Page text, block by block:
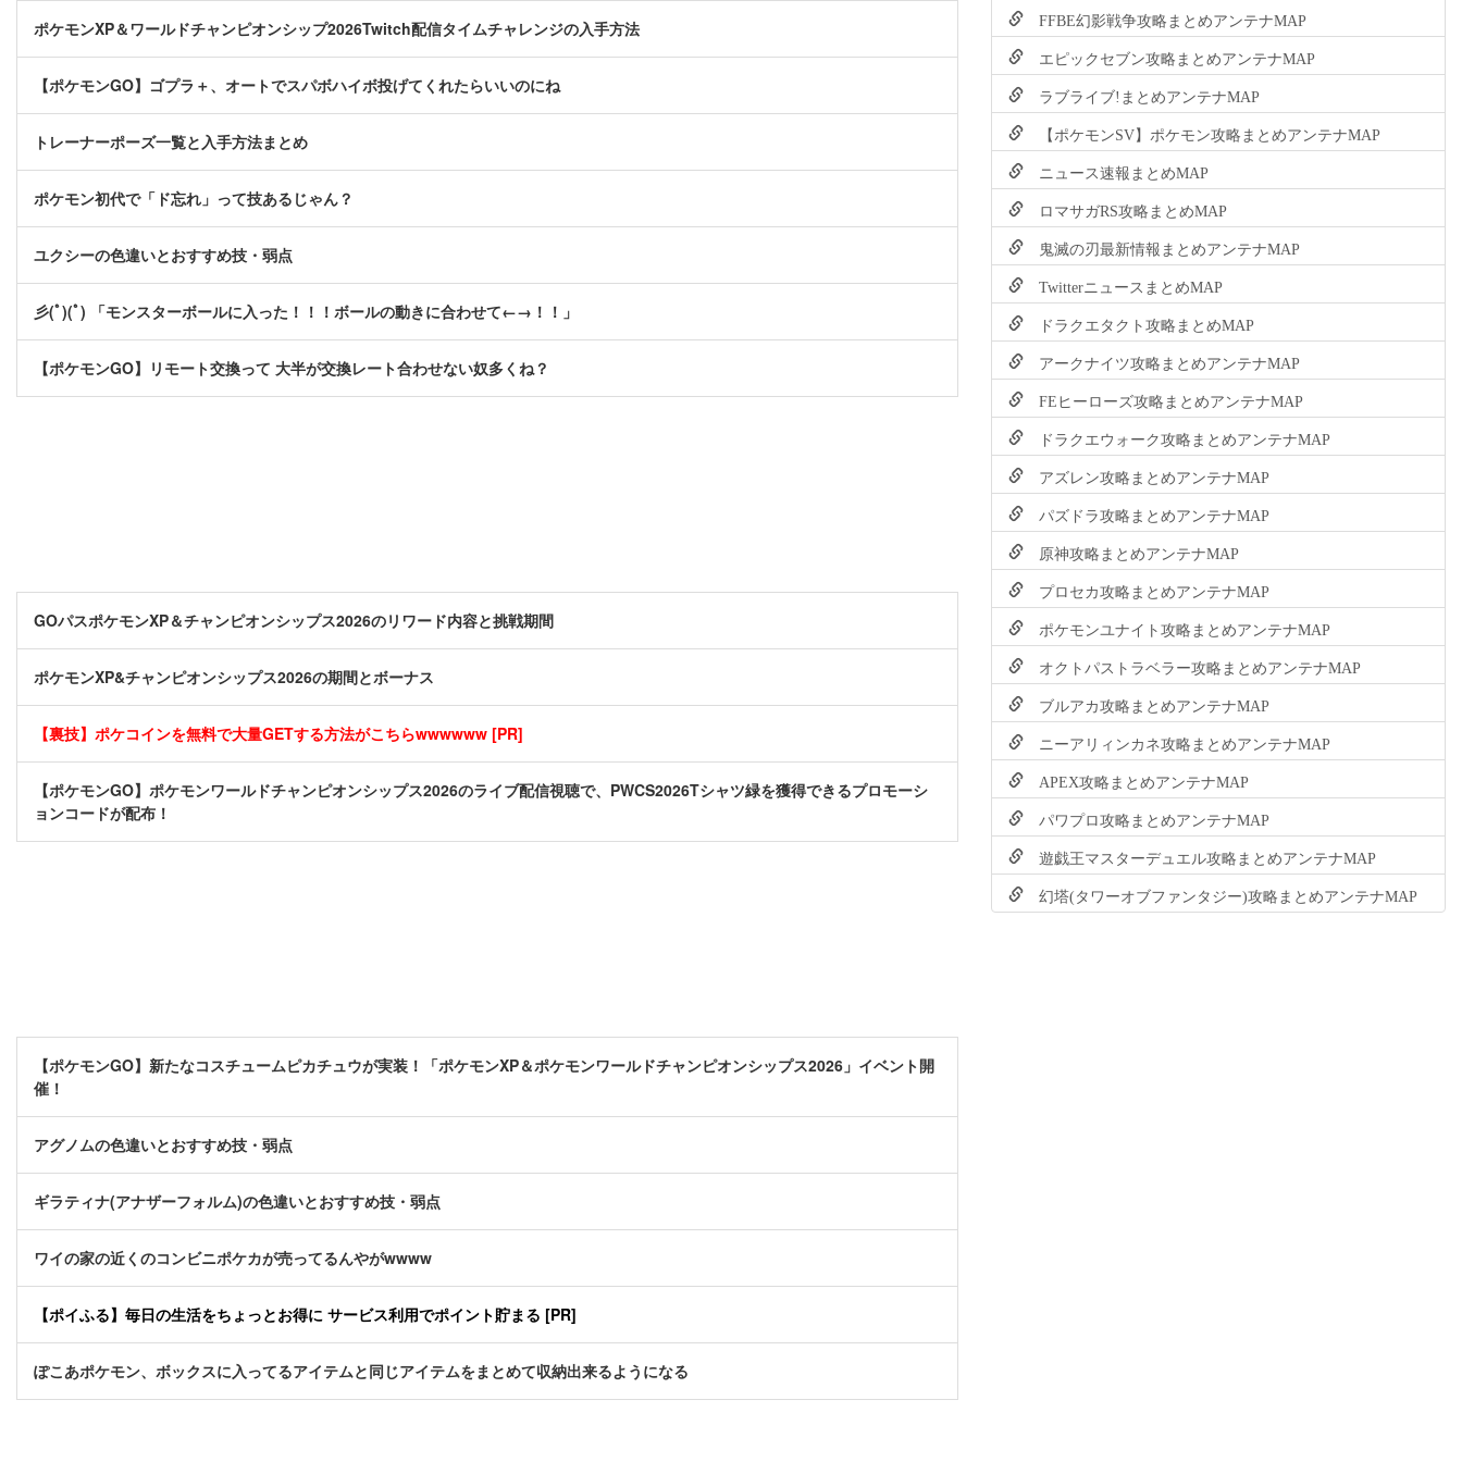
ポケモンXP＆ワールドチャンピオンシップ2026Twitch配信タイムチャレンジの入手方法
【ポケモンGO】ゴプラ＋、オートでスパボハイボ投げてくれたらいいのにね
トレーナーポーズ一覧と入手方法まとめ
ポケモン初代で「ド忘れ」って技あるじゃん？
ユクシーの色違いとおすすめ技・弱点
彡(ﾟ)(ﾟ) 「モンスターボールに入った！！！ボールの動きに合わせて←→！！」
【ポケモンGO】リモート交換って 大半が交換レート合わせない奴多くね？
GOパスポケモンXP＆チャンピオンシップス2026のリワード内容と挑戦期間
ポケモンXP&チャンピオンシップス2026の期間とボーナス
【裏技】ポケコインを無料で大量GETする方法がこちらwwwwww [PR]
【ポケモンGO】ポケモンワールドチャンピオンシップス2026のライブ配信視聴で、PWCS2026Tシャツ緑を獲得できるプロモーシ
ョンコードが配布！
【ポケモンGO】新たなコスチュームピカチュウが実装！「ポケモンXP＆ポケモンワールドチャンピオンシップス2026」イベント開
催！
アグノムの色違いとおすすめ技・弱点
ギラティナ(アナザーフォルム)の色違いとおすすめ技・弱点
ワイの家の近くのコンビニポケカが売ってるんやがwwww
【ポイふる】毎日の生活をちょっとお得に サービス利用でポイント貯まる [PR]
ぽこあポケモン、ボックスに入ってるアイテムと同じアイテムをまとめて収納出来るようになる
FFBE幻影戦争攻略まとめアンテナMAP
エピックセブン攻略まとめアンテナMAP
ラブライブ!まとめアンテナMAP
【ポケモンSV】ポケモン攻略まとめアンテナMAP
ニュース速報まとめMAP
ロマサガRS攻略まとめMAP
鬼滅の刃最新情報まとめアンテナMAP
TwitterニュースまとめMAP
ドラクエタクト攻略まとめMAP
アークナイツ攻略まとめアンテナMAP
FEヒーローズ攻略まとめアンテナMAP
ドラクエウォーク攻略まとめアンテナMAP
アズレン攻略まとめアンテナMAP
パズドラ攻略まとめアンテナMAP
原神攻略まとめアンテナMAP
プロセカ攻略まとめアンテナMAP
ポケモンユナイト攻略まとめアンテナMAP
オクトパストラベラー攻略まとめアンテナMAP
ブルアカ攻略まとめアンテナMAP
ニーアリィンカネ攻略まとめアンテナMAP
APEX攻略まとめアンテナMAP
パワプロ攻略まとめアンテナMAP
遊戯王マスターデュエル攻略まとめアンテナMAP
幻塔(タワーオブファンタジー)攻略まとめアンテナMAP